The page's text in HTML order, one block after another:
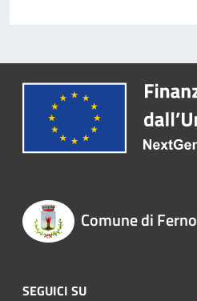
Comune di Ferno
SEGUICI SU